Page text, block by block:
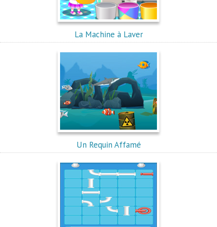
La Machine à Laver
Un Requin Affamé